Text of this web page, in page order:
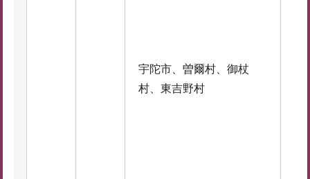
宇陀市、曽爾村、御杖
村、東吉野村